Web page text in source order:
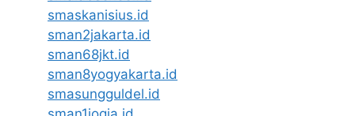
smaskanisius.id
sman2jakarta.id
sman68jkt.id
sman8yogyakarta.id
smasungguldel.id